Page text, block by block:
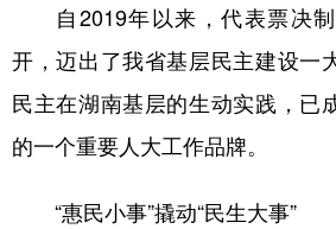
自2019年以来，代表票决制
开，迈出了我省基层民主建设一
民主在湖南基层的生动实践，已
的一个重要人大工作品牌。
“惠民小事”撬动“民生大事”